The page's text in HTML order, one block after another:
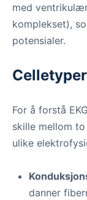
med
komplekset),
potensialer.
For å forstå
skille mellom
ulike
danner